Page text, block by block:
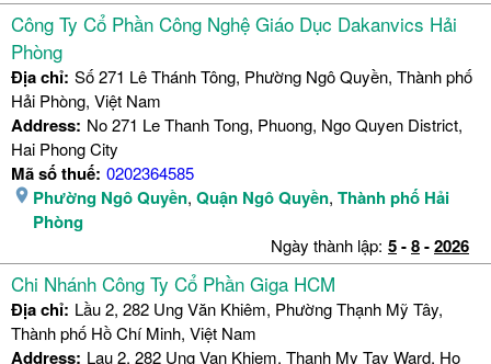
Công Ty Cổ Phần Công Nghệ Giáo Dục Dakanvics Hải
Phòng
Địa chỉ: Số 271 Lê Thánh Tông, Phường Ngô Quyền, Thành phố
Hải Phòng, Việt Nam
Address: No 271 Le Thanh Tong, Phuong, Ngo Quyen District,
Hai Phong City
Mã số thuế: 0202364585
Phường Ngô Quyền, Quận Ngô Quyền, Thành phố Hải
Phòng
Ngày thành lập: 5-8-2026
Chi Nhánh Công Ty Cổ Phần Giga HCM
Địa chỉ: Lầu 2, 282 Ung Văn Khiêm, Phường Thạnh Mỹ Tây,
Thành phố Hồ Chí Minh, Việt Nam
Address: Lau 2, 282 Ung Van Khiem, Thanh My Tay Ward, Ho